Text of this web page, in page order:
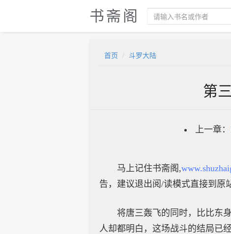
书斋阁
首页 斗罗大陆
第
上一章：
马上记住书斋阁,
告，建议退出阅/读模式直接到原
将唐三轰飞的同时，比比东
人却都明白，这场战斗的结局已经